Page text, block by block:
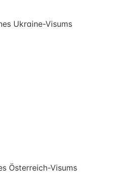
Ukraine-Visums
Österreich-Visums